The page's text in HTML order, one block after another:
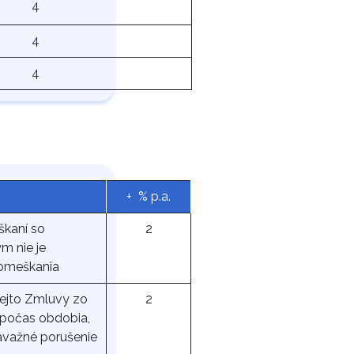
4
4
4
+ % p.a.
so
nie je
2
Zmluvy zo
obdobia,
porušenie
2